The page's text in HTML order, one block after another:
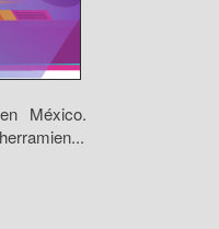
México.